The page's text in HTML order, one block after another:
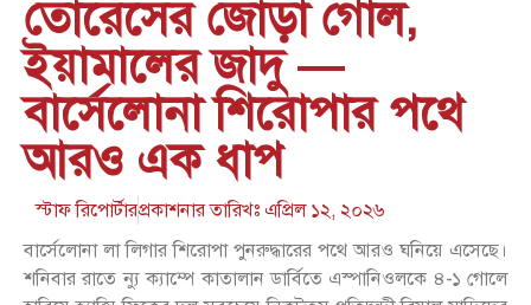
তোরেসের জোড়া গোল,
ইয়ামালের জাদু —
বার্সেলোনা শিরোপার পথে
আরও এক ধাপ
স্টাফ রিপোর্টারপ্রকাশনার তারিখঃএপ্রিল ১২, ২০২৬
বার্সেলোনা লা লিগার শিরোপা পুনরুদ্ধারের পথে আরও ঘনিয়ে এসেছে।
শনিবার রাতে ন্যু ক্যাম্পে কাতালান ডার্বিতে এস্পানিওলকে ৪-১ গোলে